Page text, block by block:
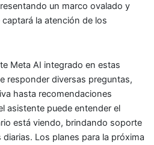
un marco ovalado y
la atención de los
Meta AI integrado en estas
responder diversas preguntas,
hasta recomendaciones
asistente puede entender el
está viendo, brindando soporte
Los planes para la próxima